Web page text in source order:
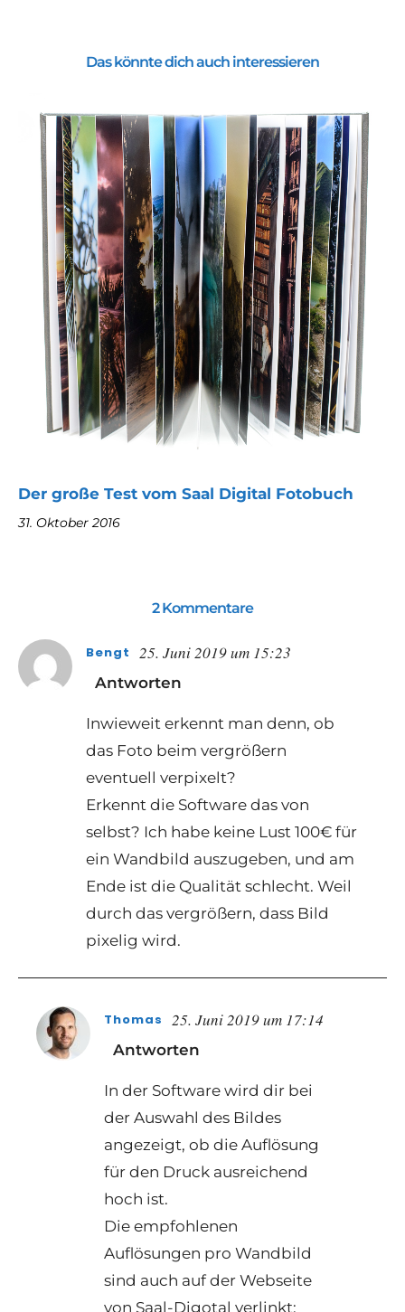
Das könnte dich auch interessieren
Der große Test vom Saal Digital Fotobuch
31. Oktober 2016
2 Kommentare
Bengt 25. Juni 2019 um 15:23
Antworten
Inwieweit erkennt man denn, ob
das Foto beim vergrößern
eventuell verpixelt?
Erkennt die Software das von
selbst? Ich habe keine Lust 100€ für
ein Wandbild auszugeben, und am
Ende ist die Qualität schlecht. Weil
durch das vergrößern, dass Bild
pixelig wird.
Thomas 25. Juni 2019 um 17:14
Antworten
In der Software wird dir bei
der Auswahl des Bildes
angezeigt, ob die Auflösung
für den Druck ausreichend
hoch ist.
Die empfohlenen
Auflösungen pro Wandbild
sind auch auf der Webseite
von Saal-Digotal verlinkt: